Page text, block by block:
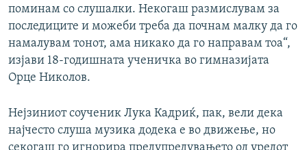
поминам со слушалки. Некогаш размислувам за
последиците и можеби треба да почнам малку да го
намалувам тонот, ама никако да го направам тоа“,
изјави 18-годишната ученичка во гимназијата
Орце Николов.
Нејзиниот соученик Лука Кадриќ, пак, вели дека
најчесто слуша музика додека е во движење, но